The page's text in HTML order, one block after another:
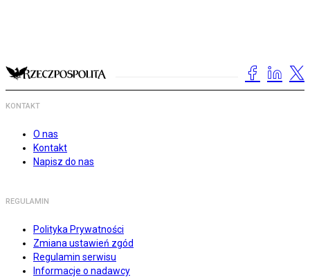
KONTAKT
O nas
Kontakt
Napisz do nas
REGULAMIN
Polityka Prywatności
Zmiana ustawień zgód
Regulamin serwisu
Informacje o nadawcy